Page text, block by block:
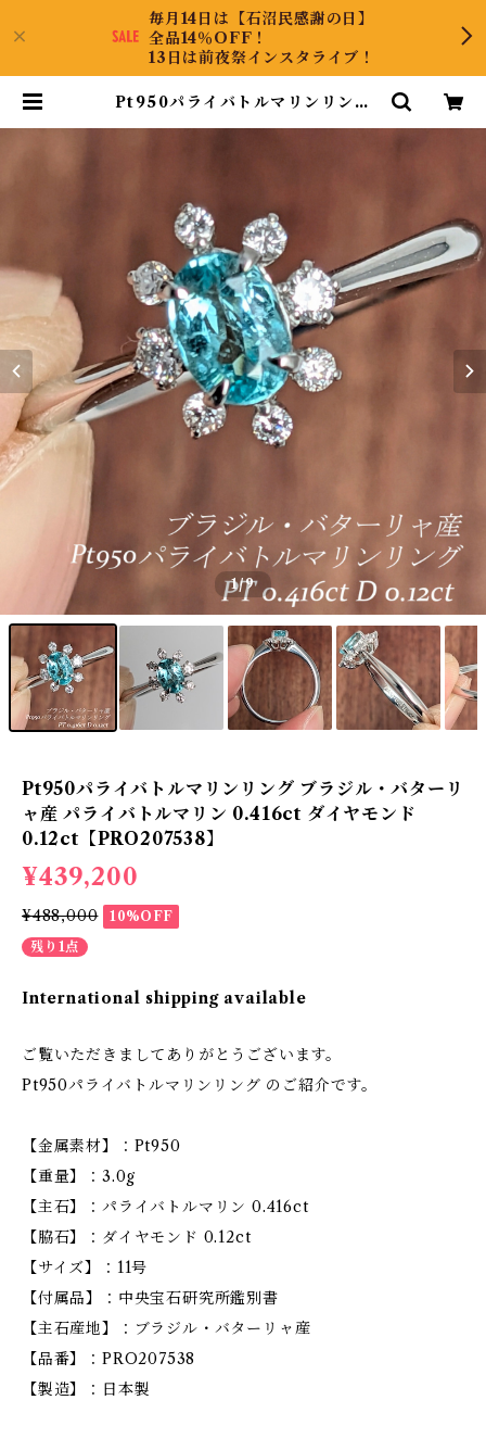
毎月14日は【石沼民感謝の日】
全品14％OFF！
13日は前夜祭インスタライブ！
Pt950パライバトルマリンリング
1/9
Pt950パライバトルマリンリング ブラジル・バターリ
ャ産 パライバトルマリン 0.416ct ダイヤモンド
0.12ct【PRO207538】
¥439,200
¥488,000
10%OFF
残り1点
International shipping available
ご覧いただきましてありがとうございます。
Pt950パライバトルマリンリング のご紹介です。
【金属素材】：Pt950
【重量】：3.0g
【主石】：パライバトルマリン 0.416ct
【脇石】：ダイヤモンド 0.12ct
【サイズ】：11号
【付属品】：中央宝石研究所鑑別書
【主石産地】：ブラジル・バターリャ産
【品番】：PRO207538
【製造】：日本製